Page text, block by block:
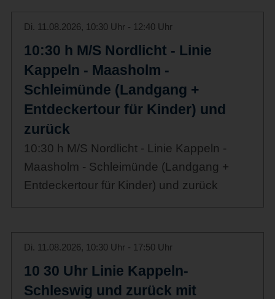
Di. 11.08.2026, 10:30 Uhr - 12:40 Uhr
10:30 h M/S Nordlicht - Linie
Kappeln - Maasholm -
Schleimünde (Landgang +
Entdeckertour für Kinder) und
zurück
10:30 h M/S Nordlicht - Linie Kappeln -
Maasholm - Schleimünde (Landgang +
Entdeckertour für Kinder) und zurück
Di. 11.08.2026, 10:30 Uhr - 17:50 Uhr
10 30 Uhr Linie Kappeln-
Schleswig und zurück mit